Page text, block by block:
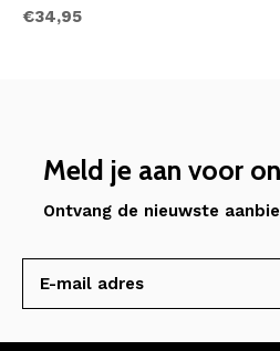
€34,95
Meld je aan voor
Ontvang de nieuwste